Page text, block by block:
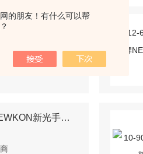
的朋友！有什么可以帮
112-705日本原装NEWKON新光强力打孔机
206NF日本NEWKON新光手动打孔机